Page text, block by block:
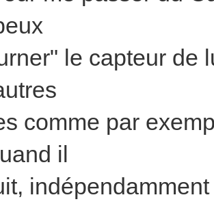
le capteur de
comme par
il